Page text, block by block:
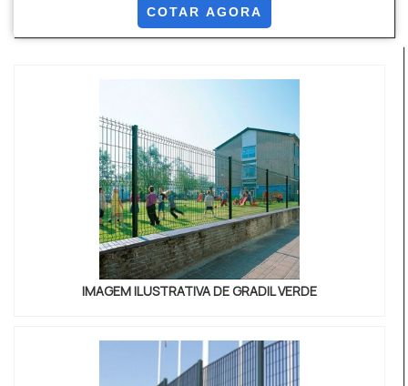
da Paraná Telas encontramos assertividade com
soluções para gradis, concertinas, telas, ou qualquer
de cercamento. DETALHES SOBRE GRADIL VERDE A ...
COTAR AGORA
IMAGEM ILUSTRATIVA DE GRADIL VERDE